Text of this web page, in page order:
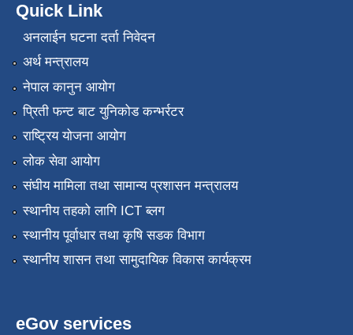
Quick Link
अनलाईन घटना दर्ता निवेदन
अर्थ मन्त्रालय
नेपाल कानुन आयोग
प्रिती फन्ट बाट युनिकोड कन्भर्रटर
राष्ट्रिय योजना आयोग
लोक सेवा आयोग
संघीय मामिला तथा सामान्य प्रशासन मन्त्रालय
स्थानीय तहको लागि ICT ब्लग
स्थानीय पूर्वाधार तथा कृषि सडक विभाग
स्थानीय शासन तथा सामुदायिक विकास कार्यक्रम
eGov services